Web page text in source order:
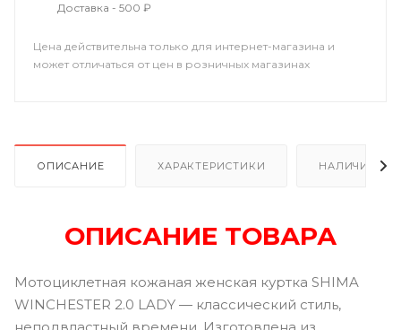
Доставка - 500 ₽
Цена действительна только для интернет-магазина и
может отличаться от цен в розничных магазинах
ОПИСАНИЕ ХАРАКТЕРИСТИКИ НАЛИЧИЕ
ОПИСАНИЕ ТОВАРА
Мотоциклетная кожаная женская куртка SHIMA
WINCHESTER 2.0 LADY — классический стиль,